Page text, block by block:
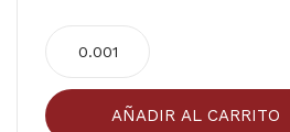
CHINO
(KILOS)
cantidad AÑADIR AL CARRITO